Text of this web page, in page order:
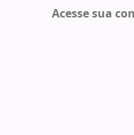
Acesse sua